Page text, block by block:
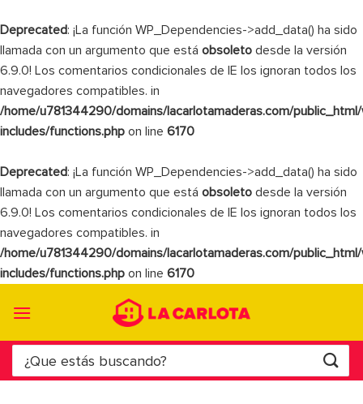
Deprecated: ¡La función WP_Dependencies->add_data() ha sido
llamada con un argumento que está obsoleto desde la versión
6.9.0! Los comentarios condicionales de IE los ignoran todos los
navegadores compatibles. in
/home/u781344290/domains/lacarlotamaderas.com/
includes/functions.php on line 6170
Deprecated: ¡La función WP_Dependencies->add_data() ha sido
llamada con un argumento que está obsoleto desde la versión
6.9.0! Los comentarios condicionales de IE los ignoran todos los
navegadores compatibles. in
/home/u781344290/domains/lacarlotamaderas.com/
includes/functions.php on line 6170
Buscar
por: